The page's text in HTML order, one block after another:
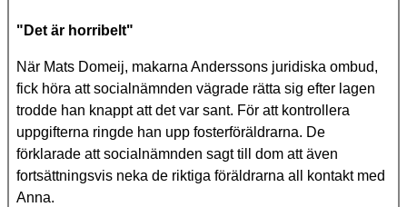
"Det är horribelt"
När Mats Domeij, makarna Anderssons juridiska ombud,
fick höra att socialnämnden vägrade rätta sig efter lagen
trodde han knappt att det var sant. För att kontrollera
uppgifterna ringde han upp fosterföräldrarna. De
förklarade att socialnämnden sagt till dom att även
fortsättningsvis neka de riktiga föräldrarna all kontakt med
Anna.